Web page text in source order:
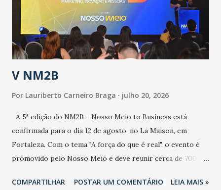
contaminação maior que outros coronavírus”, apontou o
secretário. Segundo ele, é uma epidemia com chance de
contaminação alta, podendo gerar um grande risco à
população e ao sistema de saúde. “Precisamos saber fazer a
estratificação do risco da doença, para não so...
V NM2B
Por Lauriberto Carneiro Braga julho 20, 2026
A 5ª edição do NM2B - Nosso Meio to Business está
confirmada para o dia 12 de agosto, no La Maison, em
Fortaleza. Com o tema "A força do que é real", o evento é
promovido pelo Nosso Meio e deve reunir cerca de 700
e lideranças do Mercado Nacional. Desde 2022, o NM2B
COMPARTILHAR POSTAR UM COMENTÁRIO LEIA MAIS »